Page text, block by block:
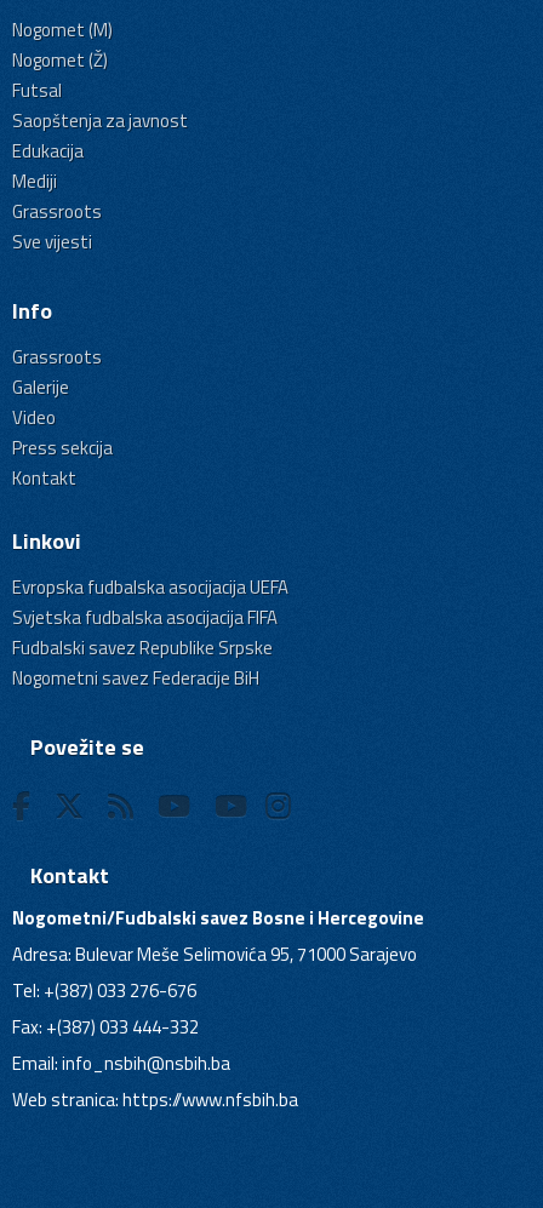
Nogomet (M)
Nogomet (Ž)
Futsal
Saopštenja za javnost
Edukacija
Mediji
Grassroots
Sve vijesti
Info
Grassroots
Galerije
Video
Press sekcija
Kontakt
Linkovi
Evropska fudbalska asocijacija UEFA
Svjetska fudbalska asocijacija FIFA
Fudbalski savez Republike Srpske
Nogometni savez Federacije BiH
Povežite se
Kontakt
Nogometni/Fudbalski savez Bosne i Hercegovine
Adresa: Bulevar Meše Selimovića 95, 71000 Sarajevo
Tel: +(387) 033 276-676
Fax: +(387) 033 444-332
Email:info_nsbih@nsbih.ba
Web stranica: https://www.nfsbih.ba